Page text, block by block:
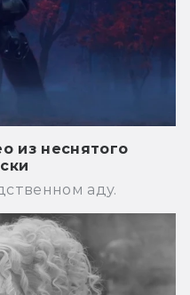
из неснятого
аду.